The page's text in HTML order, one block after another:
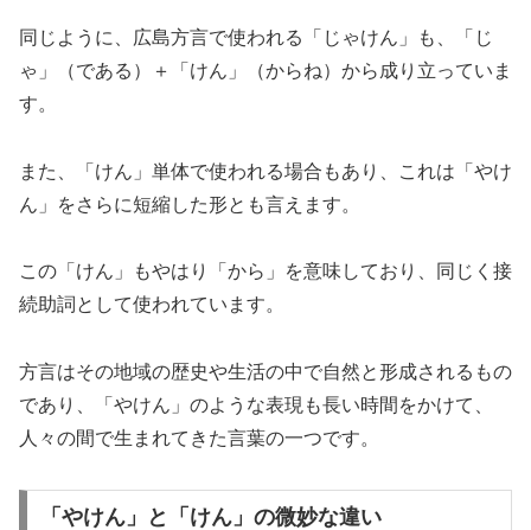
同じように、広島方言で使われる「じゃけん」も、「じ
ゃ」（である）＋「けん」（からね）から成り立っていま
す。
また、「けん」単体で使われる場合もあり、これは「やけ
ん」をさらに短縮した形とも言えます。
この「けん」もやはり「から」を意味しており、同じく接
続助詞として使われています。
方言はその地域の歴史や生活の中で自然と形成されるもの
であり、「やけん」のような表現も長い時間をかけて、
人々の間で生まれてきた言葉の一つです。
「やけん」と「けん」の微妙な違い